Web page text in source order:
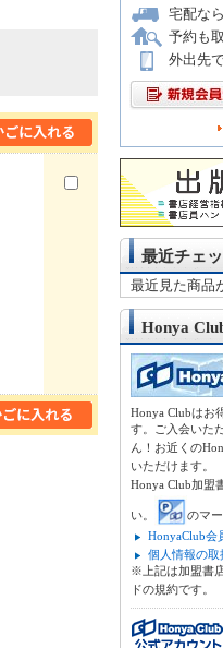
宅配な
予約も
外出先
最近チェ
最近見た商品
Honya
Honya Clubはお
す。ご入会いた
ん！お近くの
いただけます。
Honya Club加盟
い。
のマ
HonyaClub会
個人情報の取
※上記は加盟書
ドの規約です。